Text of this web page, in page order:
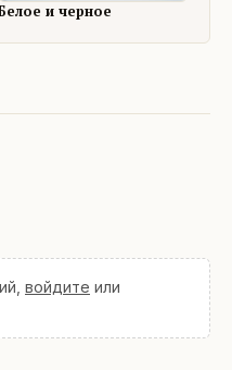
и черное
войдите или